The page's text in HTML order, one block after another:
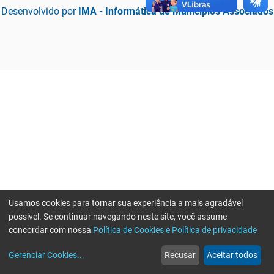
Desenvolvido por IMA - Informática de Municípios Associados
web
Notícias
more_horiz
Mais
Usamos cookies para tornar sua experiência a mais agradável
possível. Se continuar navegando neste site, você assume
concordar com nossa Política de Cookies e Política de privacidade
Gerenciar Cookies... Recusar Aceitar todos
Erro ao enviar informações, por favor tente novamente